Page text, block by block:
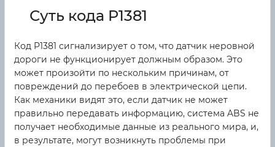
Суть кода P1381
Код P1381 сигнализирует о том, что датчик неровной
дороги не функционирует должным образом. Это
может произойти по нескольким причинам, от
повреждений до перебоев в электрической цепи.
Как механики видят это, если датчик не может
правильно передавать информацию, система ABS не
получает необходимые данные из реального мира, и,
в результате, могут возникнуть проблемы при